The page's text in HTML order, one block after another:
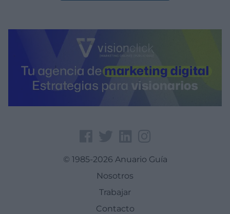
© 1985-2026 Anuario Guía
Nosotros
Trabajar
Contacto